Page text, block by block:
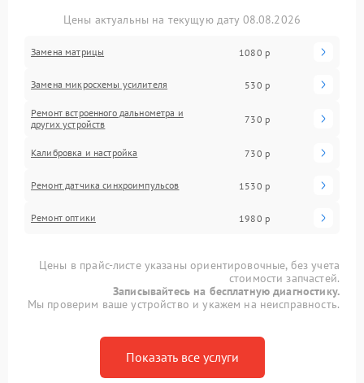
Цены актуальны на текущую дату 08.08.2026
Замена матрицы 1080 р
Замена микросхемы усилителя 530 р
Ремонт встроенного дальнометра и
других устройств
730 р
Калибровка и настройка 730 р
Ремонт датчика синхроимпульсов 1530 р
Ремонт оптики 1980 р
Цены в прайс-листе указаны ориентировочные, без учета
стоимости запчастей.
Записывайтесь на бесплатную диагностику.
Мы проверим ваше устройство и укажем на неисправность.
Показать все услуги